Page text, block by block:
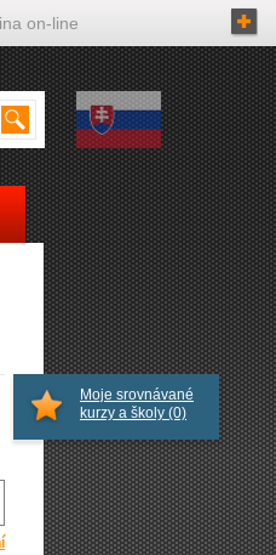
Moje srovnávané
kurzy a školy (0)
on-line